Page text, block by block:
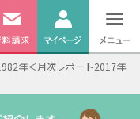
資料
開設
ログイン
年＜月次レポート2017年